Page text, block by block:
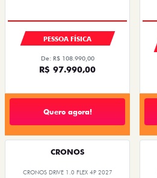
PESSOA FÍSICA
De: R$ 108.990,00
R$ 97.990,00
Quero agora!
CRONOS
CRONOS DRIVE 1.0 FLEX 4P 2027